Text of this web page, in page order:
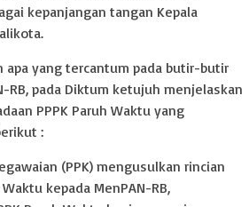
kepanjangan tangan Kepala
apa yang tercantum pada butir-butir
RB, pada Diktum ketujuh menjelaskan
PPPK Paruh Waktu yang
:
(PPK) mengusulkan rincian
kepada MenPAN-RB,